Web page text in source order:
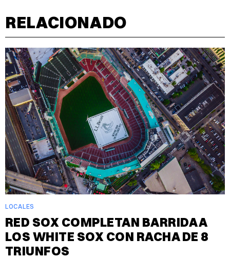
RELACIONADO
LOCALES
RED SOX COMPLETAN BARRIDA A
LOS WHITE SOX CON RACHA DE 8
TRIUNFOS